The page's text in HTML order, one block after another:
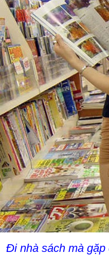
Đi nhà sách mà gặp